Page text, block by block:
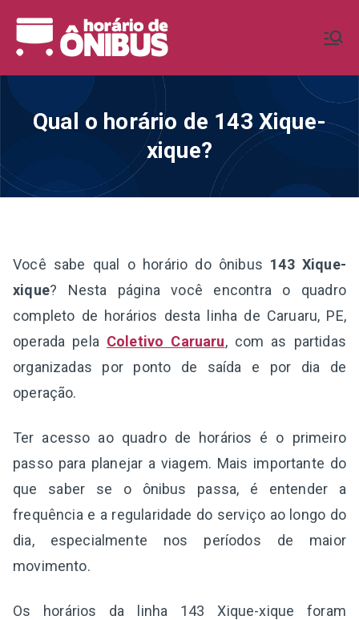
para
Ônibus BR
Horários de Ônibus de todo o
Qual o horário de 143 Xique-
xique?
Você sabe qual o horário do ônibus 143 Xique-
xique? Nesta página você encontra o quadro
completo de horários desta linha de Caruaru, PE,
operada pela Coletivo Caruaru, com as partidas
organizadas por ponto de saída e por dia de
operação.
Ter acesso ao quadro de horários é o primeiro
passo para planejar a viagem. Mais importante do
que saber se o ônibus passa, é entender a
frequência e a regularidade do serviço ao longo do
dia, especialmente nos períodos de maior
movimento.
Os horários da linha 143 Xique-xique foram